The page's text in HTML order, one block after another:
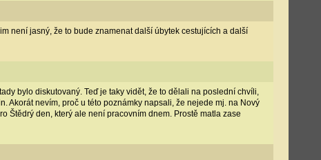
není jasný, že to bude znamenat další úbytek cestujících a další
bylo diskutovaný. Teď je taky vidět, že to dělali na poslední chvíli,
Akorát nevím, proč u této poznámky napsali, že nejede mj. na Nový
Štědrý den, který ale není pracovním dnem. Prostě matla zase